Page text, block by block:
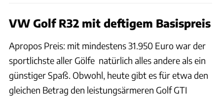
VW Golf R32 mit deftigem Basispreis
Apropos Preis: mit mindestens 31.950 Euro war der
sportlichste aller Gölfe natürlich alles andere als ein
günstiger Spaß. Obwohl, heute gibt es für etwa den
gleichen Betrag den leistungsärmeren Golf GTI